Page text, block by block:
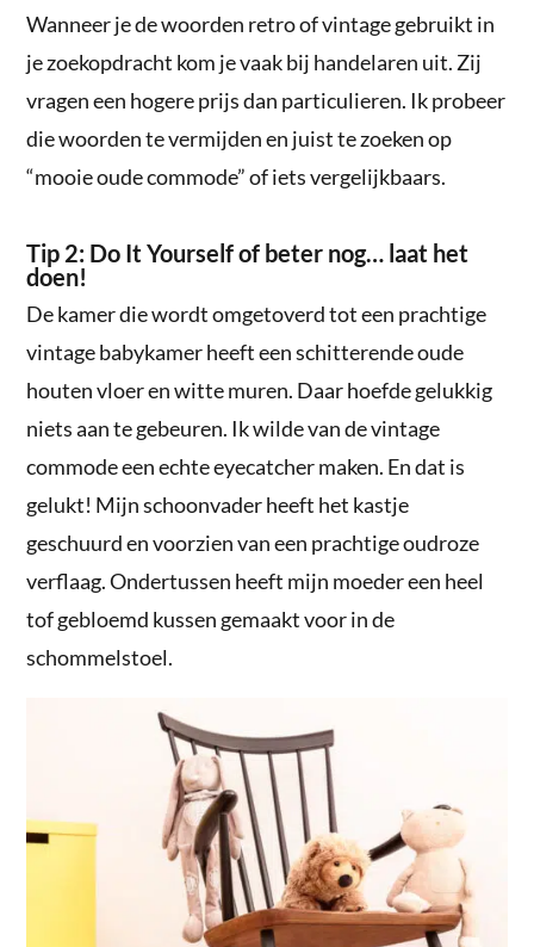
Wanneer je de woorden retro of vintage gebruikt in
je zoekopdracht kom je vaak bij handelaren uit. Zij
vragen een hogere prijs dan particulieren. Ik probeer
die woorden te vermijden en juist te zoeken op
“mooie oude commode” of iets vergelijkbaars.
Tip 2: Do It Yourself of beter nog… laat het
doen!
De kamer die wordt omgetoverd tot een prachtige
vintage babykamer heeft een schitterende oude
houten vloer en witte muren. Daar hoefde gelukkig
niets aan te gebeuren. Ik wilde van de vintage
commode een echte eyecatcher maken. En dat is
gelukt! Mijn schoonvader heeft het kastje
geschuurd en voorzien van een prachtige oudroze
verflaag. Ondertussen heeft mijn moeder een heel
tof gebloemd kussen gemaakt voor in de
schommelstoel.